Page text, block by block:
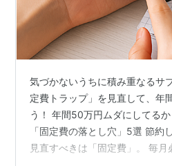
気づかないうちに積み重なるサ
定費トラップ」を見直して、年
う！ 年間50万円ムダにしてる
「固定費の落とし穴」5選 節約
見直すべきは「固定費」。 毎